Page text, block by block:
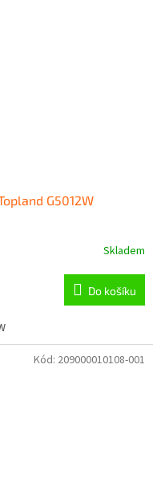
G5012W
Skladem
Do košíku
Kód: 209000010108-001